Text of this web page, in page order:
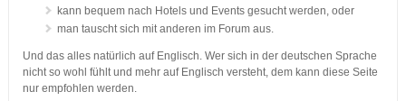
kann bequem nach Hotels und Events gesucht werden, oder
man tauscht sich mit anderen im Forum aus.
Und das alles natürlich auf Englisch. Wer sich in der deutschen Sprache
nicht so wohl fühlt und mehr auf Englisch versteht, dem kann diese Seite
nur empfohlen werden.